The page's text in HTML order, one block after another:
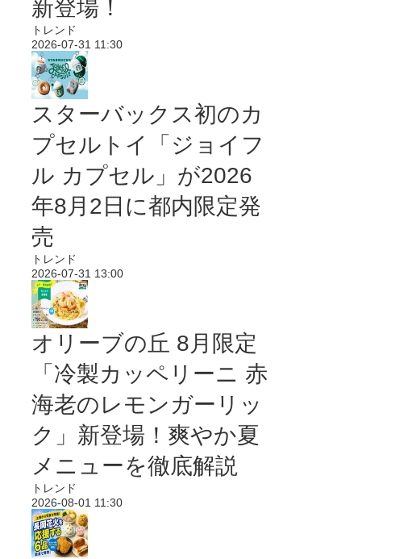
新登場！
トレンド
2026-07-31 11:30
スターバックス初のカ
プセルトイ「ジョイフ
ル カプセル」が2026
年8月2日に都内限定発
売
トレンド
2026-07-31 13:00
オリーブの丘 8月限定
「冷製カッペリーニ 赤
海老のレモンガーリッ
ク」新登場！爽やか夏
メニューを徹底解説
トレンド
2026-08-01 11:30